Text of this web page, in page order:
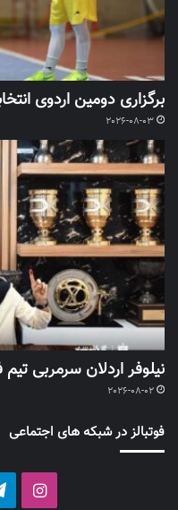
برگزاری دومین اردوی
2026-08-03
نیلوفر اردلان سرمربی
2026-08-02
فوتبالز در شبکه های اجتماعی